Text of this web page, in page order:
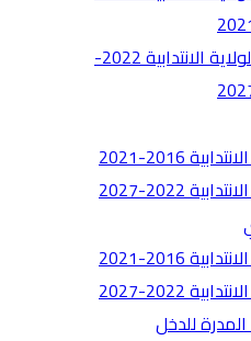
الولاية الانتدابية 2022-
2016-2021
2022-2027
2016-2021
2022-2027
للدخل